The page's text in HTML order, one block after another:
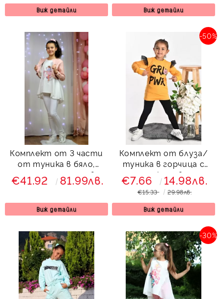
Виж детайли Виж детайли
Комплект от 3 части
от туника в бяло,
летен панталон в
бяло и късо яке в пепел
€41.92 81.99лв.
Виж детайли
Комплект от блуза/
туника в горчица с
надпис и клин в черно
-50%
€7.66 14.98лв.
€15.33 29.98лв.
Виж детайли
-30%